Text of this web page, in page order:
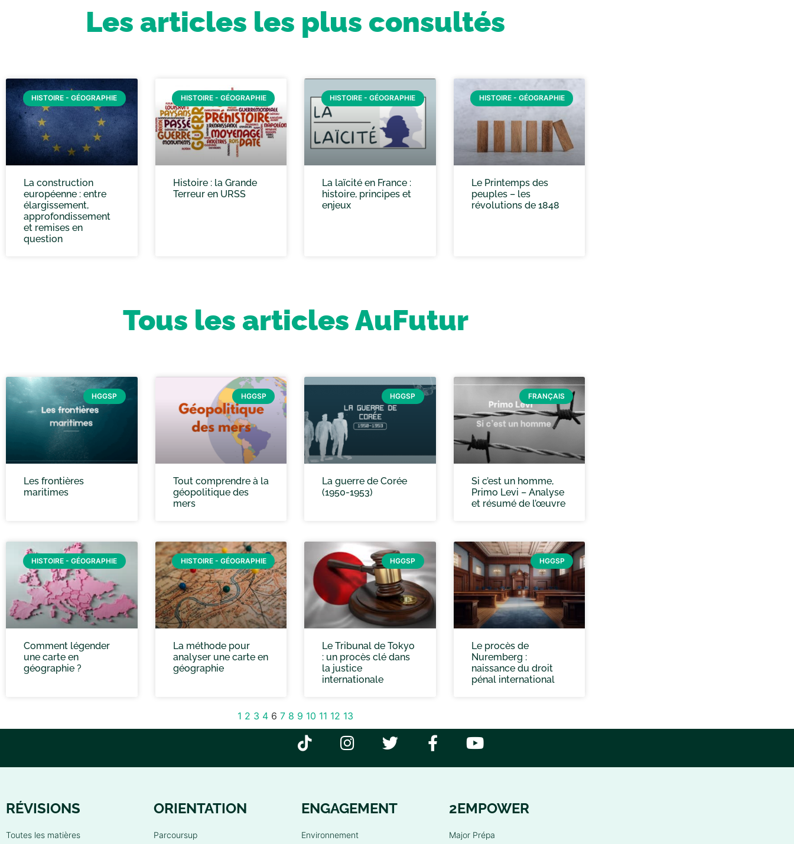
Les articles les plus consultés
HISTOIRE - GÉOGRAPHIE
La construction
européenne : entre
élargissement,
approfondissement
et remises en
question
HISTOIRE - GÉOGRAPHIE
Histoire : la Grande
Terreur en URSS
HISTOIRE - GÉOGRAPHIE
La laïcité en France :
histoire, principes et
enjeux
HISTOIRE - GÉOGRAPHIE
Le Printemps des
peuples – les
révolutions de 1848
Tous les articles AuFutur
HGGSP
Les frontières
maritimes
HGGSP
Tout comprendre à la
géopolitique des
mers
HGGSP
La guerre de Corée
(1950-1953)
FRANÇAIS
Si c’est un homme,
Primo Levi – Analyse
et résumé de l’œuvre
HISTOIRE - GÉOGRAPHIE
Comment légender
une carte en
géographie ?
HISTOIRE - GÉOGRAPHIE
La méthode pour
analyser une carte en
géographie
HGGSP
Le Tribunal de Tokyo
: un procès clé dans
la justice
internationale
HGGSP
Le procès de
Nuremberg :
naissance du droit
pénal international
1 2 3 4 6 7 8 9 10 11 12 13
RÉVISIONS
Toutes les matières
ORIENTATION
Parcoursup
ENGAGEMENT
Environnement
2EMPOWER
Major Prépa